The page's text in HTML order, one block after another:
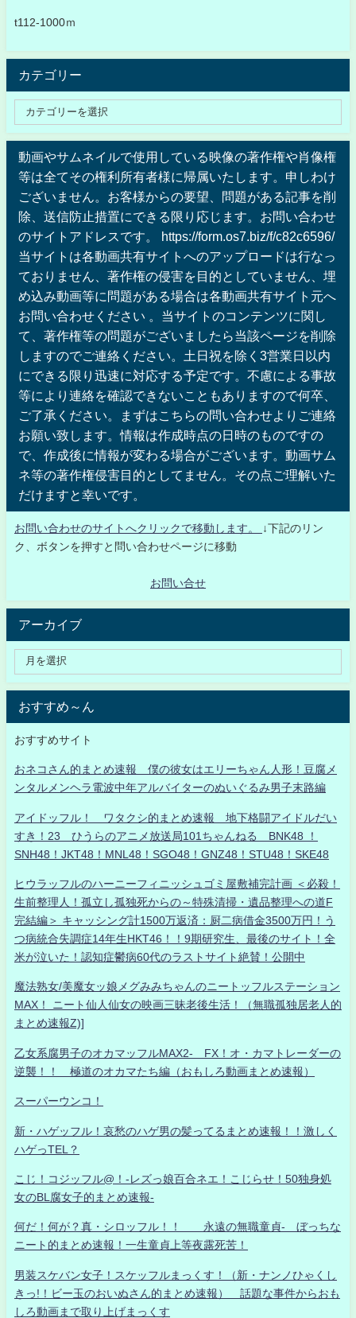
t112-1000ｍ
カテゴリー
動画やサムネイルで使用している映像の著作権や肖像権
等は全てその権利所有者様に帰属いたします。申しわけ
ございません。お客様からの要望、問題がある記事を削
除、送信防止措置にできる限り応じます。お問い合わせ
のサイトアドレスです。 https://form.os7.biz/f/c82c6596/
当サイトは各動画共有サイトへのアップロードは行なっ
ておりません、著作権の侵害を目的としていません、埋
め込み動画等に問題がある場合は各動画共有サイト元へ
お問い合わせください 。当サイトのコンテンツに関し
て、著作権等の問題がございましたら当該ページを削除
しますのでご連絡ください。土日祝を除く3営業日以内
にできる限り迅速に対応する予定です。不慮による事故
等により連絡を確認できないこともありますので何卒、
ご了承ください。まずはこちらの問い合わせよりご連絡
お願い致します。情報は作成時点の日時のものですの
で、作成後に情報が変わる場合がございます。動画サム
ネ等の著作権侵害目的としてません。その点ご理解いた
だけますと幸いです。
お問い合わせのサイトへクリックで移動します。
↓下記のリン
ク、ボタンを押すと問い合わせページに移動
お問い合せ
アーカイブ
おすすめ～ん
おすすめサイト
おネコさん的まとめ速報 僕の彼女はエリーちゃん人形！豆腐メ
ンタルメンヘラ電波中年アルバイターのぬいぐるみ男子末路編
アイドッフル！ ワタクシ的まとめ速報 地下格闘アイドルだい
すき！23 ひうらのアニメ放送局101ちゃんねる BNK48 ！
SNH48！JKT48！MNL48！SGO48！GNZ48！STU48！SKE48
ヒウラッフルのハーニーフィニッシュゴミ屋敷補完計画 ＜必殺！
生前整理人！孤立し孤独死からの～特殊清掃・遺品整理への道F
完結編＞ キャッシング計1500万返済：厨二病借金3500万円！う
つ病統合失調症14年生HKT46！！9期研究生、最後のサイト！全
米が泣いた！認知症鬱病60代のラストサイト絶賛！公開中
魔法熟女/美魔女ッ娘メグみみちゃんのニートッフルステーション
MAX！ ニート仙人仙女の映画三昧老後生活！（無職孤独居老人的
まとめ速報Z)]
乙女系腐男子のオカマッフルMAX2- FX！オ・カマトレーダーの
逆襲！！ 極道のオカマたち編（おもしろ動画まとめ速報）
スーパーウンコ！
新・ハゲッフル！哀愁のハゲ男の髪ってるまとめ速報！！激しく
ハゲっTEL？
こじ！コジッフル@！-レズっ娘百合ネエ！こじらせ！50独身処
女のBL腐女子的まとめ速報-
何だ！何が？真・シロッフル！！ 永遠の無職童貞- ぼっちな
ニート的まとめ速報！一生童貞上等夜露死苦！
男装スケバン女子！スケッフルまっくす！（新・ナンノひゃくし
きっ!！ビー玉のおいぬさん的まとめ速報） 話題な事件からおも
しろ動画まで取り上げまっくす